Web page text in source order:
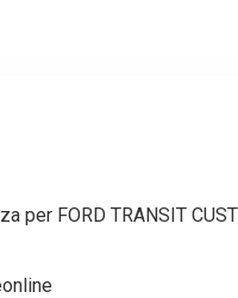
per FORD TRANSIT